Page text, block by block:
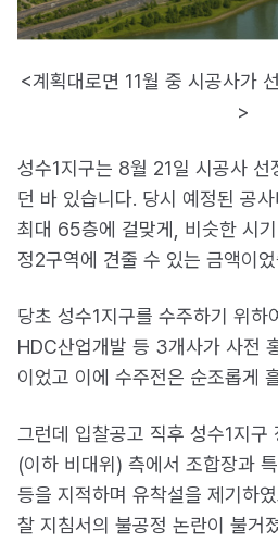
<계획대로면 11월 중 시공사가
>
성수1지구는 8월 21일 시공사 선
던 바 있습니다. 당시 예정된 공
최대 65층에 걸맞게, 비슷한 시
정2구역에 견줄 수 있는 금액이
당초 성수1지구를 수주하기 위하
HDC산업개발 등 3개사가 사전
이었고 이에 수주전은 순조롭게
그런데 입찰공고 직후 성수1지구
(이하 비대위) 측에서 조합장과
등을 지적하며 유착설을 제기하
찰 지침서의 불공정 논란이 불거